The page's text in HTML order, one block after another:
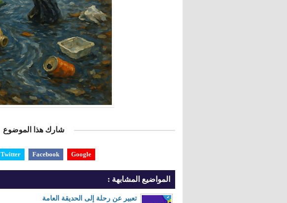
شارك هذا الموضوع
Google
Facebook
Twitter
المواضيع المشابهة :
تعبير عن رحلة إلى الحديقة العامة